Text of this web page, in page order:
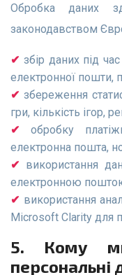
Обробка даних здійснюється згідно з чинним
законодавством
збір даних під
електронної пошти,
збереження
гри, кількість ігор,
обробку
електронна пошта,
використання
електронною
використання
Microsoft Clarity для
5. Кому ми передаємо Ваші
персональні